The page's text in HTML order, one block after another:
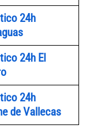
24h
24h El
24h
de Vallecas